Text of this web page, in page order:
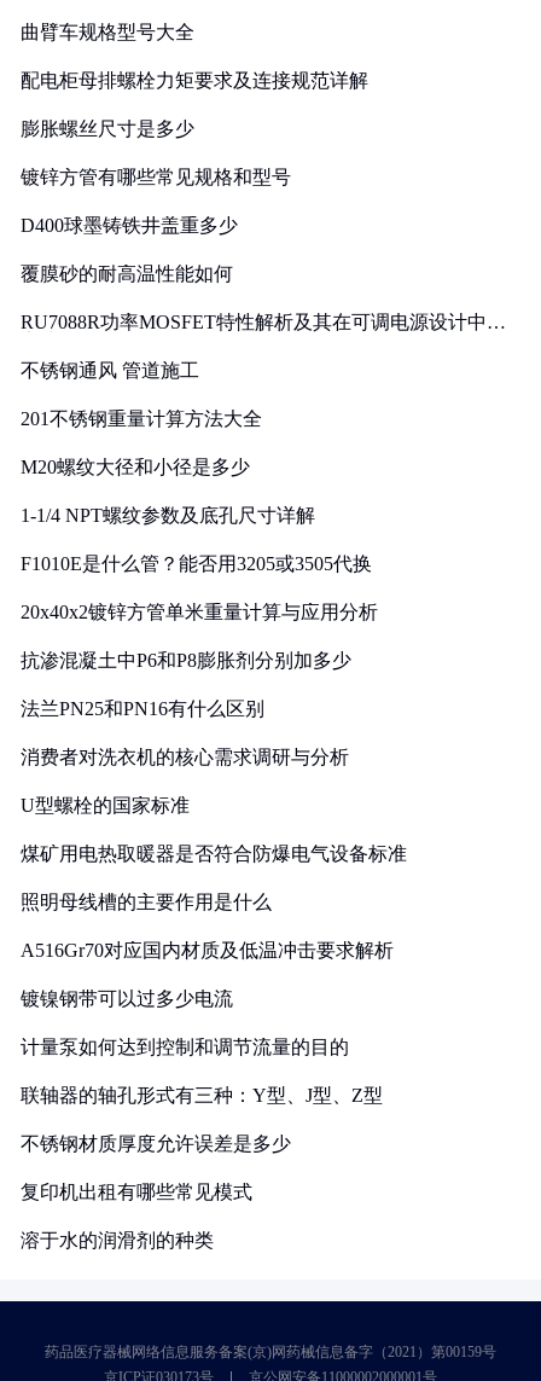
曲臂车规格型号大全
配电柜母排螺栓力矩要求及连接规范详解
膨胀螺丝尺寸是多少
镀锌方管有哪些常见规格和型号
D400球墨铸铁井盖重多少
覆膜砂的耐高温性能如何
RU7088R功率MOSFET特性解析及其在可调电源设计中的
不锈钢通风 管道施工
201不锈钢重量计算方法大全
M20螺纹大径和小径是多少
1-1/4 NPT螺纹参数及底孔尺寸详解
F1010E是什么管？能否用3205或3505代换
20x40x2镀锌方管单米重量计算与应用分析
抗渗混凝土中P6和P8膨胀剂分别加多少
法兰PN25和PN16有什么区别
消费者对洗衣机的核心需求调研与分析
U型螺栓的国家标准
煤矿用电热取暖器是否符合防爆电气设备标准
照明母线槽的主要作用是什么
A516Gr70对应国内材质及低温冲击要求解析
镀镍钢带可以过多少电流
计量泵如何达到控制和调节流量的目的
联轴器的轴孔形式有三种：Y型、J型、Z型
不锈钢材质厚度允许误差是多少
复印机出租有哪些常见模式
溶于水的润滑剂的种类
药品医疗器械网络信息服务备案(京)网药械信息备字（2021）第00159号
京ICP证030173号
京公网安备11000002000001号